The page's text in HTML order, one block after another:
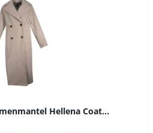
Hellena Coat...